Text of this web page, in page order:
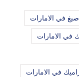
في الامارات
في الامارات
في الامارات